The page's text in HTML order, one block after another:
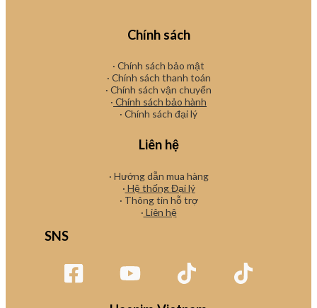
Chính sách
· Chính sách bảo mật
· Chính sách thanh toán
· Chính sách vận chuyển
· Chính sách bảo hành
· Chính sách đại lý
Liên hệ
· Hướng dẫn mua hàng
· Hệ thống Đại lý
· Thông tin hỗ trợ
· Liên hệ
SNS